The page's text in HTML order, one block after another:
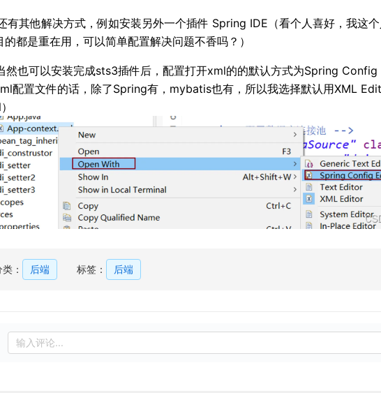
有其他解决方式，例如安装另外一个插件 Spring IDE（看个人喜好，我这
的都是重在用，可以简单配置解决问题不香吗？）
然也可以安装完成sts3插件后，配置打开xml的的默认方式为Spring
配置文件的话，除了Spring有，mybatis也有，所以我选择默认用XML
： 后端 标签： 后端